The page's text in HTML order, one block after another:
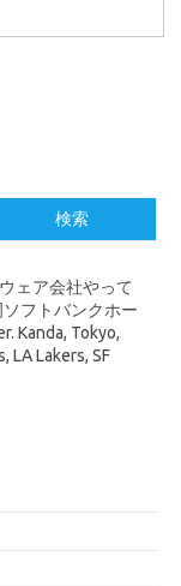
検索
ェア会社やって
フトバンクホー
Kanda, Tokyo,
LA Lakers, SF